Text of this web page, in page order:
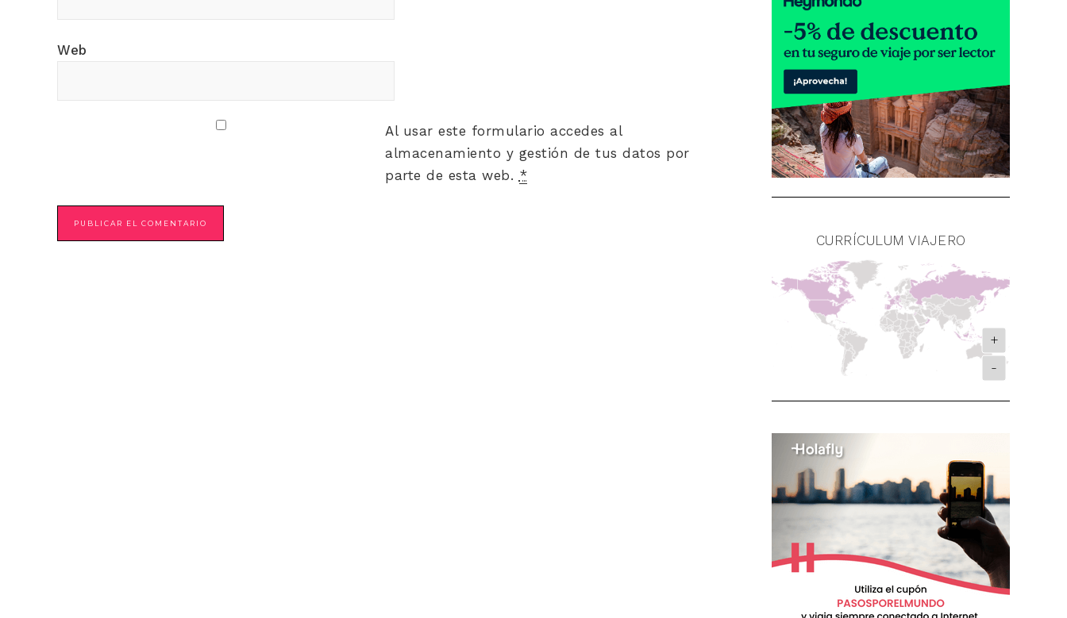
Web
Al usar este formulario accedes al
almacenamiento y gestión de tus datos por
parte de esta web. *
CURRÍCULUM VIAJERO
+
-